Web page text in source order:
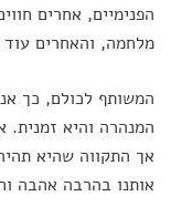
הפנימיים, אחרים
מלחמה, והאחרים
המשותף לכולם, כך
המנהרה והיא זמנית.
אך התקווה שהיא
אותנו בהרבה אהבה